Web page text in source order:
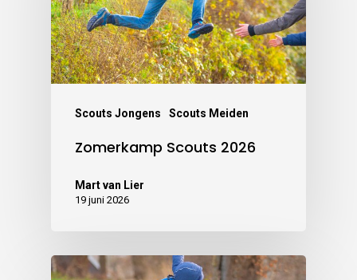
Scouts Jongens Scouts Meiden
Zomerkamp Scouts 2026
Mart van Lier
19 juni 2026